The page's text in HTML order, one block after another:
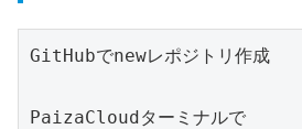
GitHubでnewレポジトリ作成
PaizaCloudターミナルで